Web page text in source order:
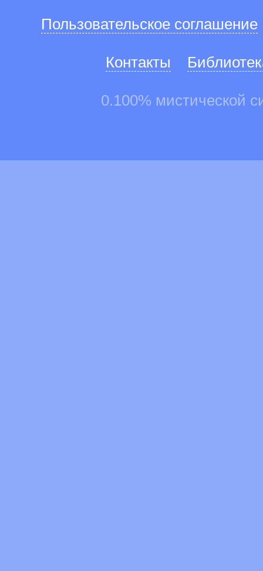
Пользовательское соглашение
Контакты
0.100% мистической